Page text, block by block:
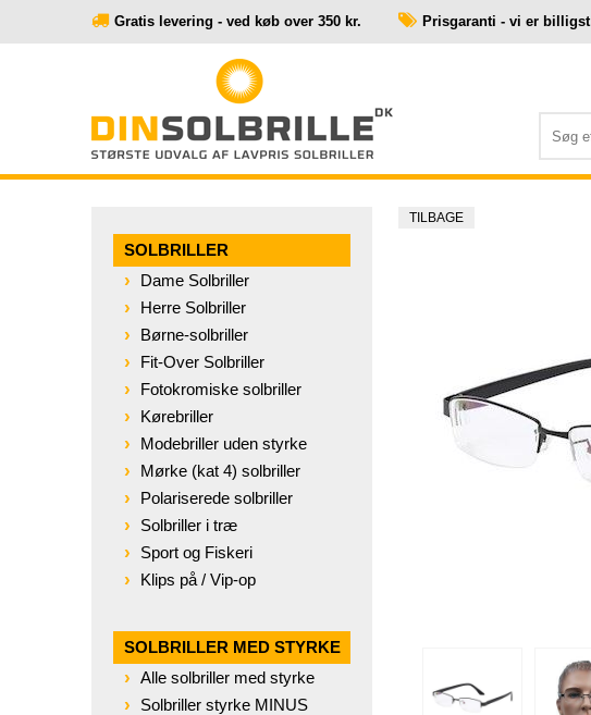
Gratis levering - ved køb over 350 kr. Prisgaranti - vi er billigst
SOLBRILLER
Dame Solbriller
Herre Solbriller
Børne-solbriller
Fit-Over Solbriller
Fotokromiske solbriller
Kørebriller
Modebriller uden styrke
Mørke (kat 4) solbriller
Polariserede solbriller
Solbriller i træ
Sport og Fiskeri
Klips på / Vip-op
SOLBRILLER MED STYRKE
Alle solbriller med styrke
Solbriller styrke MINUS
TILBAGE